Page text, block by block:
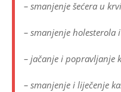
– smanjenje šećera u krvi
– smanjenje
– jačanje i popravljanje
– smanjenje i liječenje